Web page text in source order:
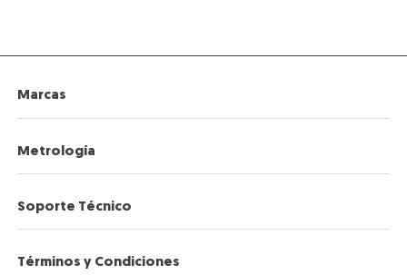
Marcas
Rephile
Kimo Instruments
Metrología
Soporte Técnico
Términos y Condiciones